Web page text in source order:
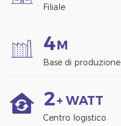
Filiale
4M
Base di produzione
2+ WATT
Centro logistico